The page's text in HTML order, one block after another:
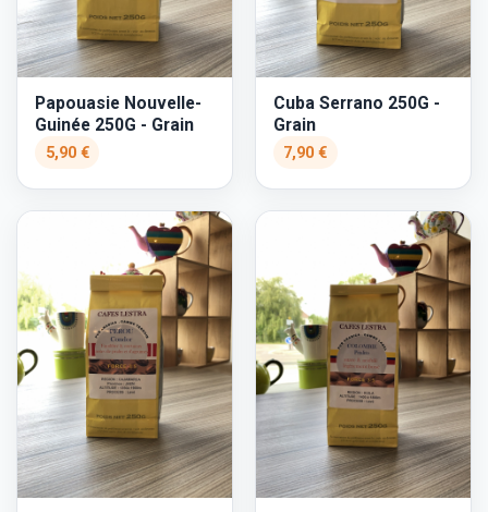
Papouasie Nouvelle-
Guinée 250G - Grain
5,90 €
Cuba Serrano 250G -
Grain
7,90 €